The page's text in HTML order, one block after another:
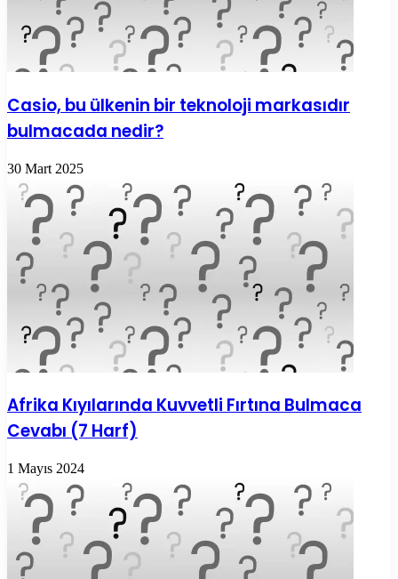
Casio, bu ülkenin bir teknoloji markasıdır
bulmacada nedir?
30 Mart 2025
Afrika Kıyılarında Kuvvetli Fırtına Bulmaca
Cevabı (7 Harf)
1 Mayıs 2024